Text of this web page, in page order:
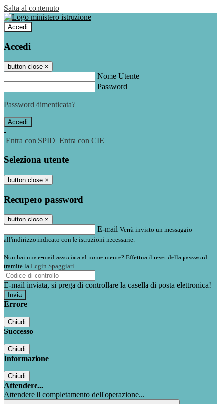
Salta al contenuto
Accedi
Accedi
button close ×
Nome Utente
Password
Password dimenticata?
-
Entra con SPID Entra con CIE
Seleziona utente
button close ×
Recupero password
button close ×
E-mail Verrà inviato un messaggio
all'indirizzo indicato con le istruzioni necessarie.
Non hai una e-mail associata al nome utente? Effettua il reset della password
tramite la Login Spaggiari
E-mail inviata, si prega di controllare la casella di posta elettronica!
Errore
Chiudi
Successo
Chiudi
Informazione
Chiudi
Attendere...
Attendere il completamento dell'operazione...